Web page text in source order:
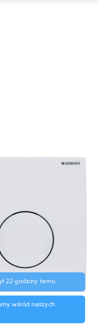
22 godziny temu.
wśród naszych